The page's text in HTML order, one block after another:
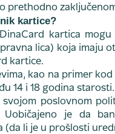
prethodno
kartice?
kartica
lica) koja imaju
kartice.
kao na primer
14 i 18 godina starosti.
svojom poslovnom
Uobičajeno je da
(da li je u prošlosti